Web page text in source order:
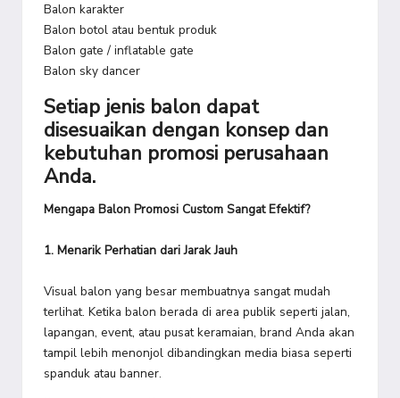
Balon karakter
Balon botol atau bentuk produk
Balon gate / inflatable gate
Balon sky dancer
Setiap jenis balon dapat
disesuaikan dengan konsep dan
kebutuhan promosi perusahaan
Anda.
Mengapa Balon Promosi Custom Sangat Efektif?
1. Menarik Perhatian dari Jarak Jauh
Visual balon yang besar membuatnya sangat mudah
terlihat. Ketika balon berada di area publik seperti jalan,
lapangan, event, atau pusat keramaian, brand Anda akan
tampil lebih menonjol dibandingkan media biasa seperti
spanduk atau banner.